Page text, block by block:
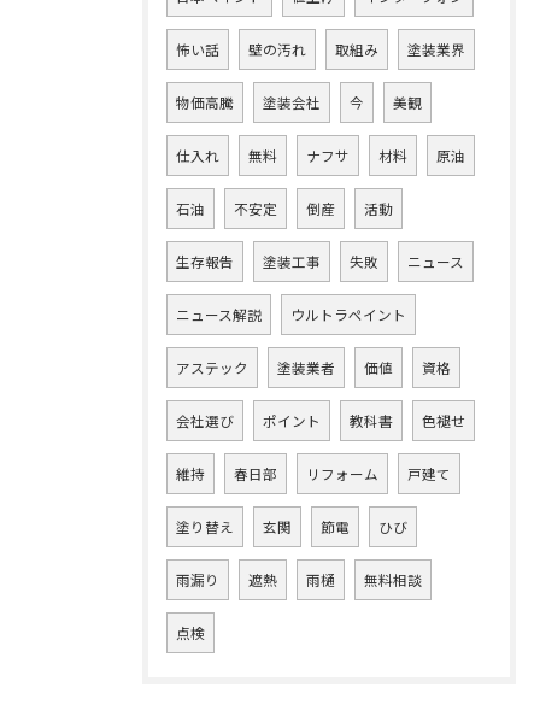
怖い話 壁の汚れ 取組み 塗装業界
物価高騰 塗装会社 今 美観
仕入れ 無料 ナフサ 材料 原油
石油 不安定 倒産 活動
生存報告 塗装工事 失敗 ニュース
ニュース解説 ウルトラペイント
アステック 塗装業者 価値 資格
会社選び ポイント 教科書 色褪せ
維持 春日部 リフォーム 戸建て
塗り替え 玄関 節電 ひび
雨漏り 遮熱 雨樋 無料相談
点検